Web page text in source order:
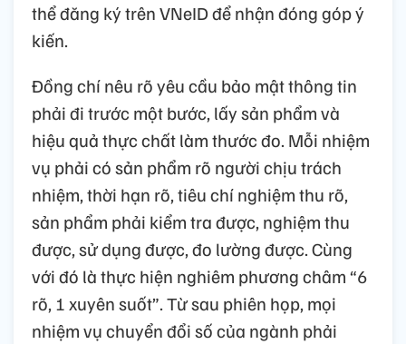
thể đăng ký trên VNeID để nhận đóng góp ý
kiến.
Đồng chí nêu rõ yêu cầu bảo mật thông tin
phải đi trước một bước, lấy sản phẩm và
hiệu quả thực chất làm thước đo. Mỗi nhiệm
vụ phải có sản phẩm rõ người chịu trách
nhiệm, thời hạn rõ, tiêu chí nghiệm thu rõ,
sản phẩm phải kiểm tra được, nghiệm thu
được, sử dụng được, đo lường được. Cùng
với đó là thực hiện nghiêm phương châm “6
rõ, 1 xuyên suốt”. Từ sau phiên họp, mọi
nhiệm vụ chuyển đổi số của ngành phải